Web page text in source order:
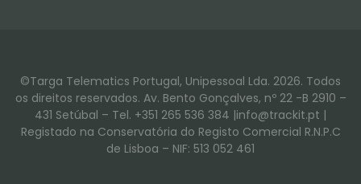
©Targa Telematics Portugal, Unipessoal Lda. 2026. Todos
os direitos reservados. Av. Bento Gonçalves, nº 22 -B 2910 –
431 Setúbal – Tel. +351 265 536 384 |info@trackit.pt |
Registado na Conservatória do Registo Comercial R.N.P.C
de Lisboa – NIF: 513 052 461